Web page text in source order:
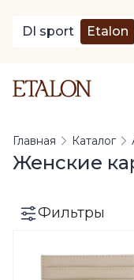
DI sport Etalon
Главная Каталог
Женские
Фильтры